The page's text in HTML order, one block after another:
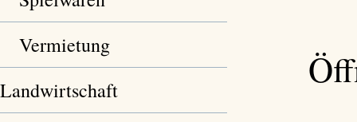
Vermietung
Landwirtschaft